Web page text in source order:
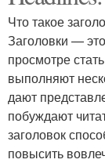
Что такое
Заголовки —
просмотре
выполняют
дают
побуждают
заголовок
повысить